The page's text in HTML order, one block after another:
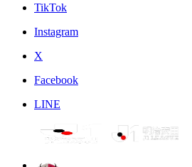
TikTok
Instagram
X
Facebook
LINE